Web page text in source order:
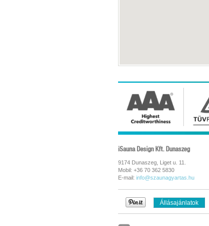
iSauna Design Kft. Dunaszeg
9174 Dunaszeg, Liget u. 11.
Mobil: +36 70 362 5830
E-mail: info@szaunagyartas.hu
Állásajánlatok